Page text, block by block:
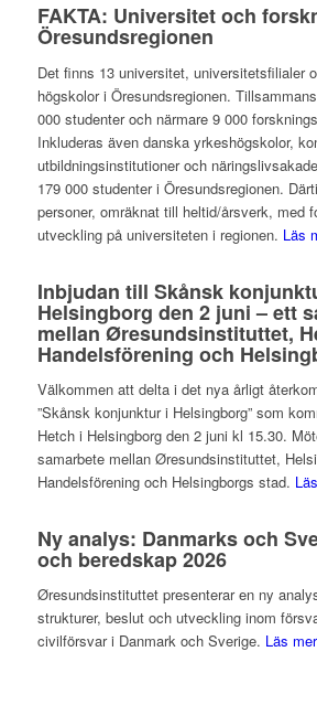
FAKTA: Universitet och
Öresundsregionen
Det finns 13 universitet, universitetsfilialer
högskolor i Öresundsregionen.
000 studenter och närmare 9 000
Inkluderas även danska yrkeshögskolor,
utbildningsinstitutioner och
179 000 studenter i Öresundsregionen.
personer, omräknat till heltid/årsverk, med
utveckling på universiteten i regionen. Läs
Inbjudan till Skånsk
Helsingborg den 2 juni – ett
mellan Øresundsinstituttet,
Handelsförening och
Välkommen att delta i det nya årligt
”Skånsk konjunktur i Helsingborg” som
Hetch i Helsingborg den 2 juni kl 15.30.
samarbete mellan Øresundsinstituttet,
Handelsförening och Helsingborgs stad.
Ny analys: Danmarks och
och beredskap 2026
Øresundsinstituttet presenterar en ny
strukturer, beslut och utveckling inom
civilförsvar i Danmark och Sverige. Läs